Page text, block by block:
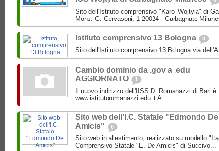
Sito dell'Istituto comprensivo "Karol Wojtyla" di
Mons. G. Gervasoni, 1 20024 - Garbagnate
Istituto comprensivo 13 Bologna 0
Sito dell'Istituto comprensivo 13 Bologna via
Cambio dominio da .gov a .edu
AGGIORNATO
1
Il nuovo indirizzo dell'IISS D. Romanazzi di Bari è
www.istitutoromanazzi.edu.it A
Sito web dell'I.C. Statale "Edmondo De
Amicis"
0
Sito web in allestimento, realizzato su modello
Comprensivo Statale "E. De Amicis" di Succivo...